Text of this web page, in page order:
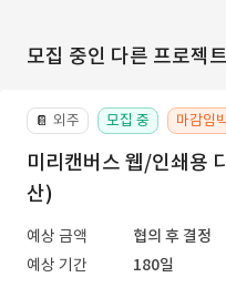
모집 중인 다른 프로젝트
📔 외주 모집 중 마감임
미리캔버스 웹/인쇄용
산)
예상 금액
협의 후 결정
예상 기간
180일